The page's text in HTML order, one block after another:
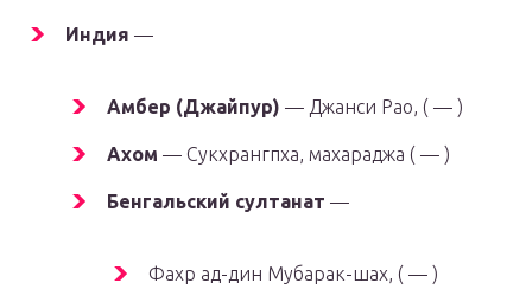
Индия —
Амбер (Джайпур) — Джанси Рао, ( — )
Ахом — Сукхрангпха, махараджа ( — )
Бенгальский султанат —
Фахр ад-дин Мубарак-шах, ( — )